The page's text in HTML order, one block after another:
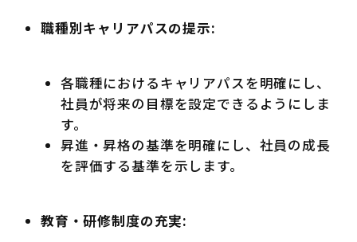
職種別キャリアパスの提示:
各職種におけるキャリアパスを明確にし、
社員が将来の目標を設定できるようにしま
す。
昇進・昇格の基準を明確にし、社員の成長
を評価する基準を示します。
教育・研修制度の充実: